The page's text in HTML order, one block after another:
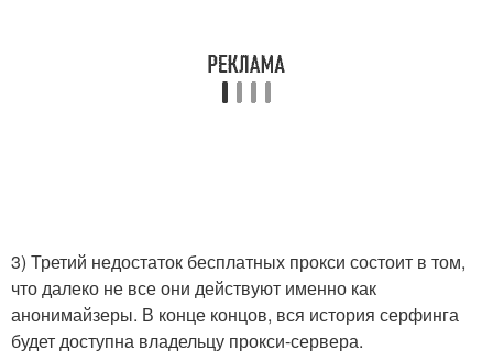
3) Третий недостаток бесплатных прокси состоит в том,
что далеко не все они действуют именно как
анонимайзеры. В конце концов, вся история серфинга
будет доступна владельцу прокси-сервера.